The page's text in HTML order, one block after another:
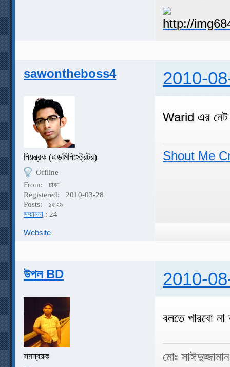
sawontheboss4 2010-
নিয়ন্ত্রক (এডমিনিস্ট্রেটর)
Offline
From:
ঢাকা
Registered:
2010-03-28
Posts:
১৫২৯
সম্মাননা : 24
Warid এর
Shout Me
Website
উপল BD 2010-
সমন্বয়ক
বলতে পারবো
মোঃ